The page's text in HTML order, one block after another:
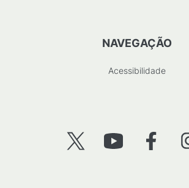
NAVEGAÇÃO
Acessibilidade